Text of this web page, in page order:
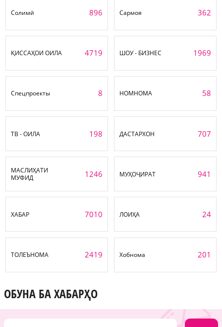
Солимӣ 896 Сармоя 362
ҚИССАҲОИ ОИЛА 4719 ШОУ - БИЗНЕС 1969
Спецпроекты 8 НОМНОМА 58
ТВ - ОИЛА 198 ДАСТАРХОН 707
МАСЛИҲАТИ
МУФИД
1246 МУҲОҶИРАТ 941
ХАБАР 7010 ЛОИҲА 24
ТОЛЕЪНОМА 2419 Хобнома 201
ОБУНА БА ХАБАРҲО